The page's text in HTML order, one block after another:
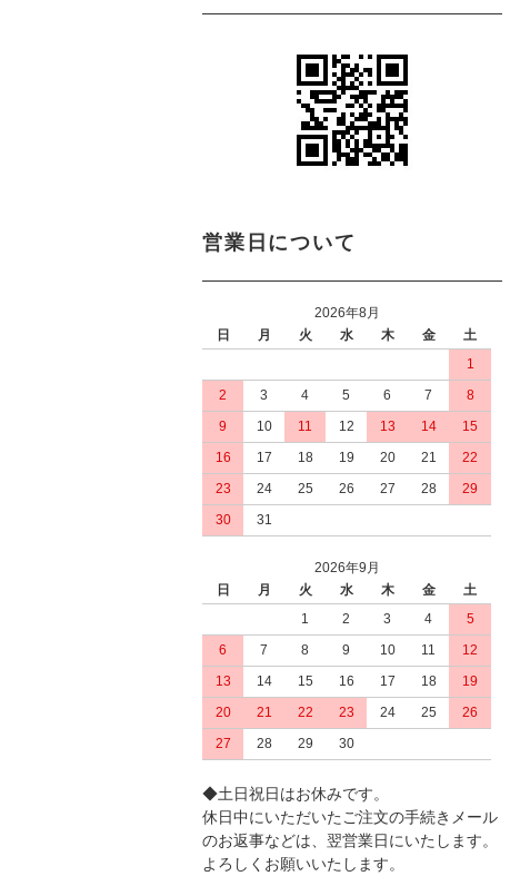
営業日について
2026年8月
日
月 火 水 木 金
土
1
2
3 4 5 6 7
8
9
10 11 12 13 14
15
16
17 18 19 20 21
22
23
24 25 26 27 28
29
30
31
2026年9月
日
月 火 水 木 金
土
1
2 3 4
5
6
7 8 9 10 11
12
13
14 15 16 17 18
19
20
21 22 23 24 25
26
27
28 29 30
◆土日祝日はお休みです。
休日中にいただいたご注文の手続きメール
のお返事などは、翌営業日にいたします。
よろしくお願いいたします。